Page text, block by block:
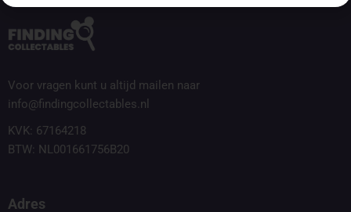
Voor vragen kunt u altijd mailen naar
info@findingcollectables.nl
KVK: 67164218
BTW: NL001661756B20
Adres